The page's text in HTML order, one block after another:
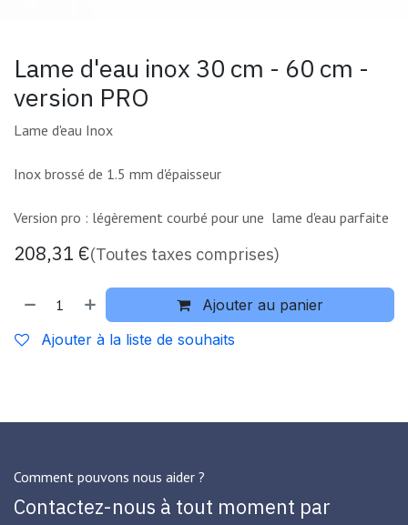
Lame d'eau inox 30 cm - 60 cm -
version PRO
Lame d'eau Inox
Inox brossé de 1.5 mm d'épaisseur
Version pro : légèrement courbé pour une lame d'eau parfaite
208,31 €(Toutes taxes comprises)
Ajouter au panier
Ajouter à la liste de souhaits
Comment pouvons nous aider ?
Contactez-nous à tout moment par